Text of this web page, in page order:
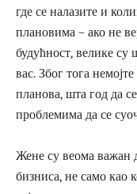
где се налазите и
плановима – ако не
будућност, велике су
вас. Због тога
планова, шта год да
проблемима да се
Жене су веома важан
бизниса, не само као